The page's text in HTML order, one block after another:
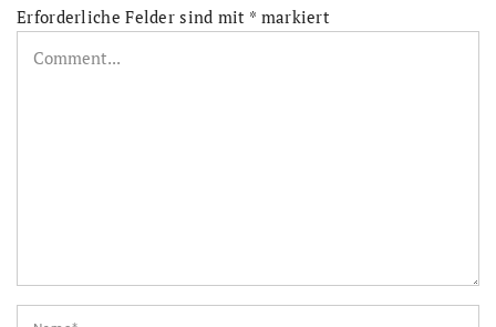
Erforderliche Felder sind mit * markiert